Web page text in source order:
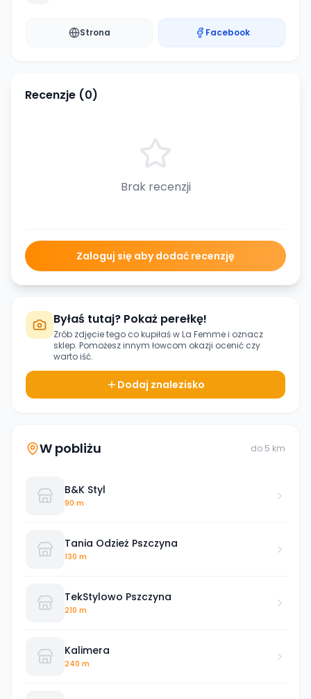
Strona Facebook
Recenzje (0)
Brak recenzji
Zaloguj się aby dodać recenzję
Byłaś tutaj? Pokaż perełkę!
Zrób zdjęcie tego co kupiłaś wLa Femmei oznacz
sklep. Pomożesz innym łowcom okazji ocenić czy
warto iść.
Dodaj znalezisko
W pobliżu do 5 km
B&K Styl
90 m
Tania Odzież Pszczyna
130 m
TekStylowo Pszczyna
210 m
Kalimera
240 m